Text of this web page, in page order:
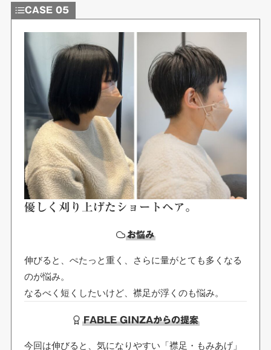
CASE 05
優しく刈り上げたショートヘア。
お悩み
伸びると、ぺたっと重く、さらに量がとても多くなる
のが悩み。
なるべく短くしたいけど、襟足が浮くのも悩み。
FABLE GINZAからの提案
今回は伸びると、気になりやすい「襟足・もみあげ」